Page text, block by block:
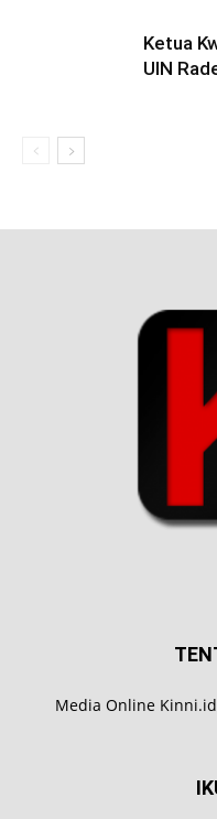
Ketua
UIN
Media Online